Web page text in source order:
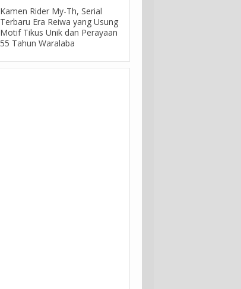
Kamen Rider My-Th, Serial
Terbaru Era Reiwa yang Usung
Motif Tikus Unik dan Perayaan
55 Tahun Waralaba